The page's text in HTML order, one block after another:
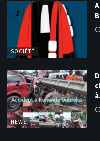
SOCIÉTÉ
NEWS